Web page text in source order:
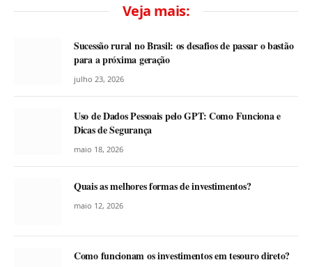
Veja mais:
Sucessão rural no Brasil: os desafios de passar o bastão
para a próxima geração
julho 23, 2026
Uso de Dados Pessoais pelo GPT: Como Funciona e
Dicas de Segurança
maio 18, 2026
Quais as melhores formas de investimentos?
maio 12, 2026
Como funcionam os investimentos em tesouro direto?